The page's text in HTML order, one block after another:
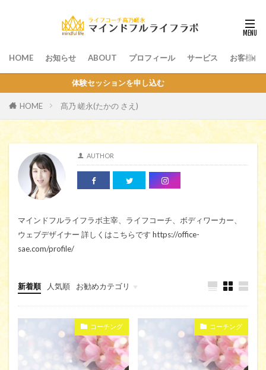
HOME お知らせ ABOUT プロフィール サービス お客様の
体験セッションを申し込む
HOME 髙乃 嵯永(たかの さえ)
AUTHOR
マインドフルライフラボ主宰、ライフコーチ、ボディワーカー、
ウェブデザイナー 詳しくはこちらです https://office-
sae.com/profile/
新着順 人気順 お勧めカテゴリ
ブログ
コーチング コーチング